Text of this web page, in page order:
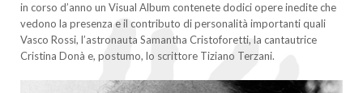
in corso d’anno un Visual Album contenete dodici opere inedite che
vedono la presenza e il contributo di personalità importanti quali
Vasco Rossi, l’astronauta Samantha Cristoforetti, la cantautrice
Cristina Donà e, postumo, lo scrittore Tiziano Terzani.